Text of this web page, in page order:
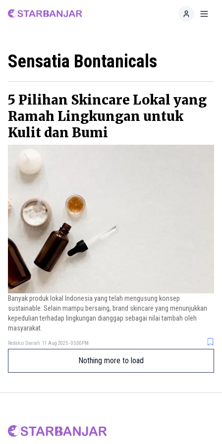
Home
Sensatia Bontanicals
5 Pilihan Skincare Lokal yang
Ramah Lingkungan untuk
Kulit dan Bumi
Banyak produk lokal Indonesia yang telah mengusung konsep
sustainable. Selain mampu bersaing, brand skincare yang menunjukkan
kepedulian terhadap lingkungan dianggap sebagai nilai tambah oleh
masyarakat.
Redaksi Daerah 11 Aug 2025 - 05:00PM
Nothing more to load